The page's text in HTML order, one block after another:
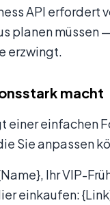
API
planen müssen
erzwingt.
macht
einfachen
Sie anpassen
Ihr VIP-
einkaufen: